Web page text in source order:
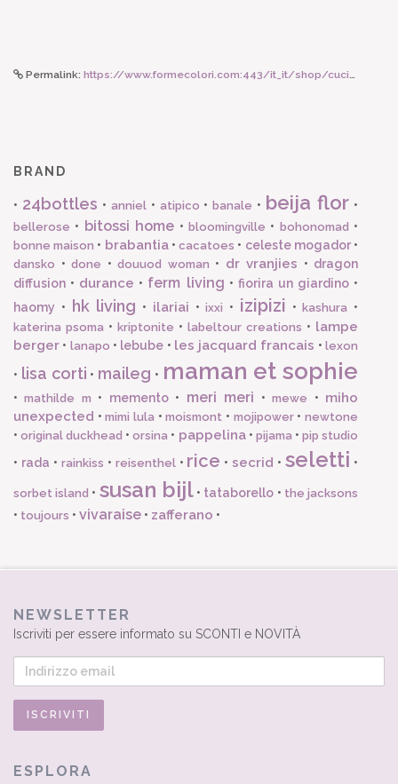
Permalink: https://www.formecolori.com:443/it_it/shop/cucina/ciotole/bitossi_home_insalatiera_fiori_o_26_cm/4595
BRAND
• 24bottles • anniel• atipico •banale • beija flor •
bellerose • bitossi home • bloomingville • bohonomad •
bonne maison • brabantia•cacatoes • celeste mogador•
dansko • done • douuod woman • dr vranjies • dragon
diffusion • durance • ferm living • fiorira un giardino•
haomy • hk living • ilariai •ixxi • izipizi •kashura •
katerina psoma • kriptonite • labeltour creations • lampe
berger • lanapo • lebube • les jacquard francais •lexon
• lisa corti • maileg • maman et sophie
•mathilde m • memento• meri meri •mewe • miho
unexpected •mimi lula •moismont • mojipower•newtone
•original duckhead •orsina • pappelina• pijama • pip studio
• rada • rainkiss • reisenthel• rice •secrid •seletti •
sorbet island • susan bijl• tataborello • the jacksons
• toujours • vivaraise • zafferano •
NEWSLETTER
Iscriviti per essere informato su SCONTI e NOVITÀ
ESPLORA